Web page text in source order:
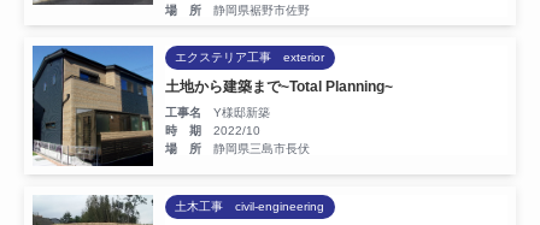
場 所
静岡県裾野市佐野
エクステリア工事 exterior
土地から建築まで~Total Planning~
工事名
Y様邸新築
時 期
2022/10
場 所
静岡県三島市長伏
土木工事 civil-engineering